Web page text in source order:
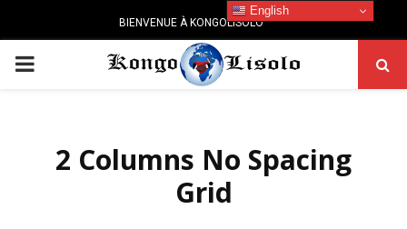
BIENVENUE À KONGOLISOLO
PRIMARY
2 Columns No Spacing
Grid
English